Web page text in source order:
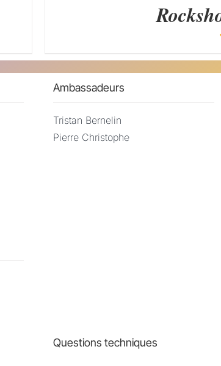
Ambassadeurs
Tristan Bernelin
Pierre Christophe
Questions techniques